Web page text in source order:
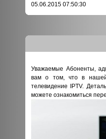
05.06.2015 07:50:30
Уважаемые Абоненты,
вам о том, что в
телевидение IPTV.
можете ознакомиться